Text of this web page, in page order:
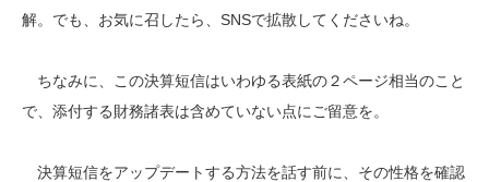
解。でも、お気に召したら、SNSで拡散してくださいね。
ちなみに、この決算短信はいわゆる表紙の２ページ相当のこと
で、添付する財務諸表は含めていない点にご留意を。
決算短信をアップデートする方法を話す前に、その性格を確認